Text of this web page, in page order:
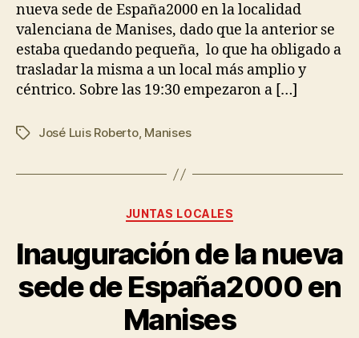
nueva sede de España2000 en la localidad
valenciana de Manises, dado que la anterior se
estaba quedando pequeña, lo que ha obligado a
trasladar la misma a un local más amplio y
céntrico. Sobre las 19:30 empezaron a […]
José Luis Roberto, Manises
JUNTAS LOCALES
Inauguración de la nueva
sede de España2000 en
Manises